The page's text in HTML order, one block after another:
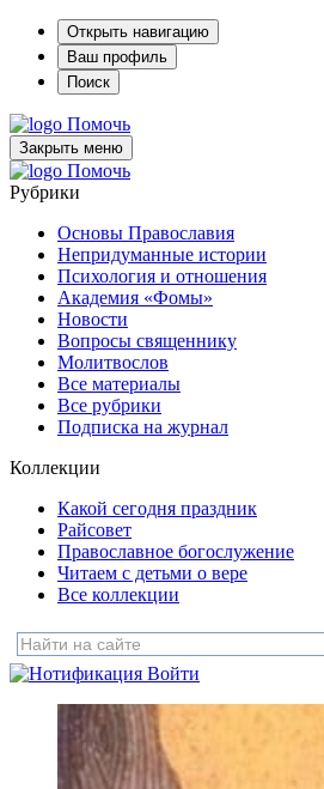
Открыть навигацию
Ваш профиль
Поиск
Помочь
Закрыть меню
Помочь
Рубрики
Основы Православия
Непридуманные истории
Психология и отношения
Академия «Фомы»
Новости
Вопросы священнику
Молитвослов
Все материалы
Все рубрики
Подписка на журнал
Коллекции
Какой сегодня праздник
Райсовет
Православное богослужение
Читаем с детьми о вере
Все коллекции
Войти